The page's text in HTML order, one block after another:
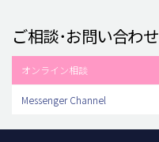
ご相談･お問い合わせ
オンライン相談
Messenger Channel